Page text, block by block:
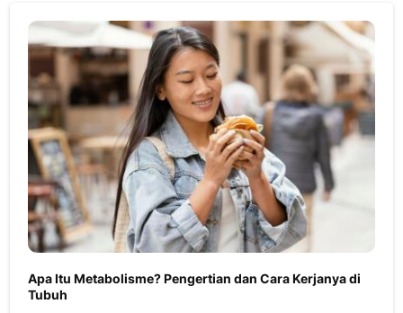
Apa Itu Metabolisme? Pengertian dan Cara Kerjanya di
Tubuh